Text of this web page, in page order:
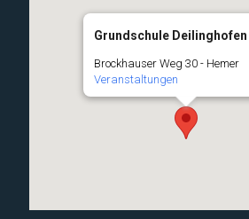
Grundschule Deilinghofen
Brockhauser Weg 30 - Hemer
Veranstaltungen